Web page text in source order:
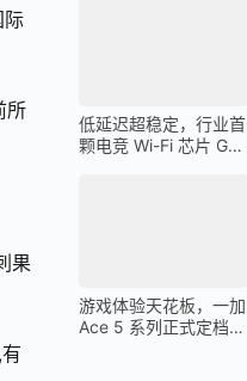
际
所
果
低延迟超稳定，行业首
颗电竞 Wi-Fi 芯片 G1
游戏体验天花板，一加
Ace 5 系列正式定档